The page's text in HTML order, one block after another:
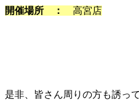
開催場所 ： 高宮店
是非、皆さん周りの方も誘っ